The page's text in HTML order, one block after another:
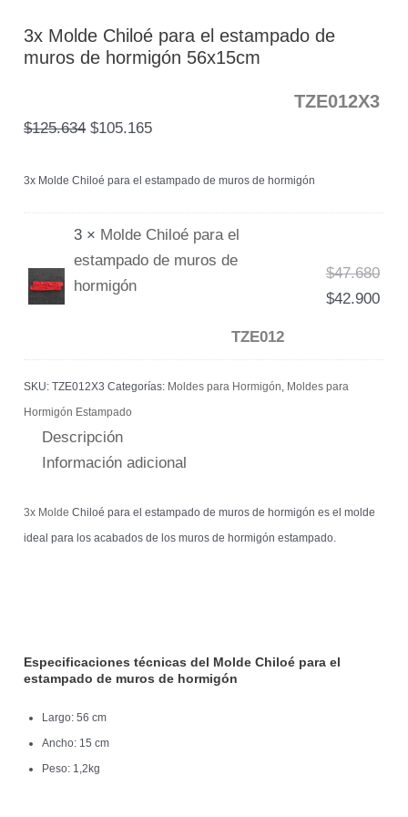
3x Molde Chiloé para el estampado de
muros de hormigón 56x15cm
TZE012X3
$125.634 $105.165
3x Molde Chiloé para el estampado de muros de hormigón
3 × Molde Chiloé para el
estampado de muros de
hormigón
TZE012
$47.680
$42.900
SKU:TZE012X3 Categorías: Moldes para Hormigón, Moldes para
Hormigón Estampado
Descripción
Información adicional
3x Molde Chiloé para el estampado de muros de hormigón es el molde
ideal para los acabados de los muros de hormigón estampado.
Especificaciones técnicas del Molde Chiloé para el
estampado de muros de hormigón
Largo: 56 cm
Ancho: 15 cm
Peso: 1,2kg